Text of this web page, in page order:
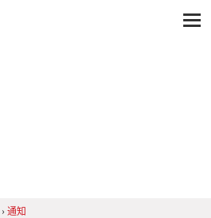
› 通知